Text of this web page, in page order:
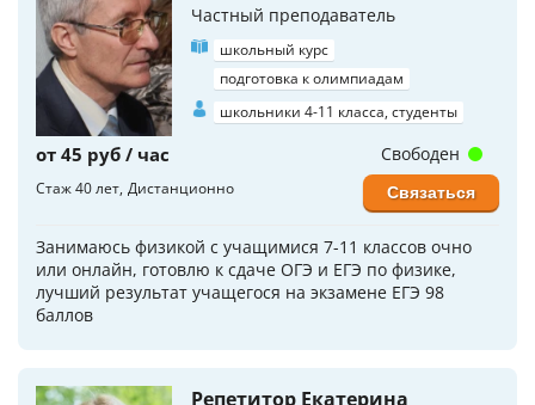
Частный преподаватель
школьный курс
подготовка к олимпиадам
школьники 4-11 класса, студенты
от 45 руб / час
Стаж 40 лет Дистанционно
Занимаюсь физикой с учащимися 7-11 классов очно
или онлайн, готовлю к сдаче ОГЭ и ЕГЭ по физике,
лучший результат учащегося на экзамене ЕГЭ 98
баллов
Свободен
Связаться
Репетитор Екатерина